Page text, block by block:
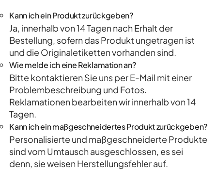
Kann ich ein Produkt zurückgeben?
Ja, innerhalb von 14 Tagen nach Erhalt der
Bestellung, sofern das Produkt ungetragen ist
und die Originaletiketten vorhanden sind.
Wie melde ich eine Reklamation an?
Bitte kontaktieren Sie uns per E-Mail mit einer
Problembeschreibung und Fotos.
Reklamationen bearbeiten wir innerhalb von 14
Tagen.
Kann ich ein maßgeschneidertes Produkt zurückgeben?
Personalisierte und maßgeschneiderte Produkte
sind vom Umtausch ausgeschlossen, es sei
denn, sie weisen Herstellungsfehler auf.